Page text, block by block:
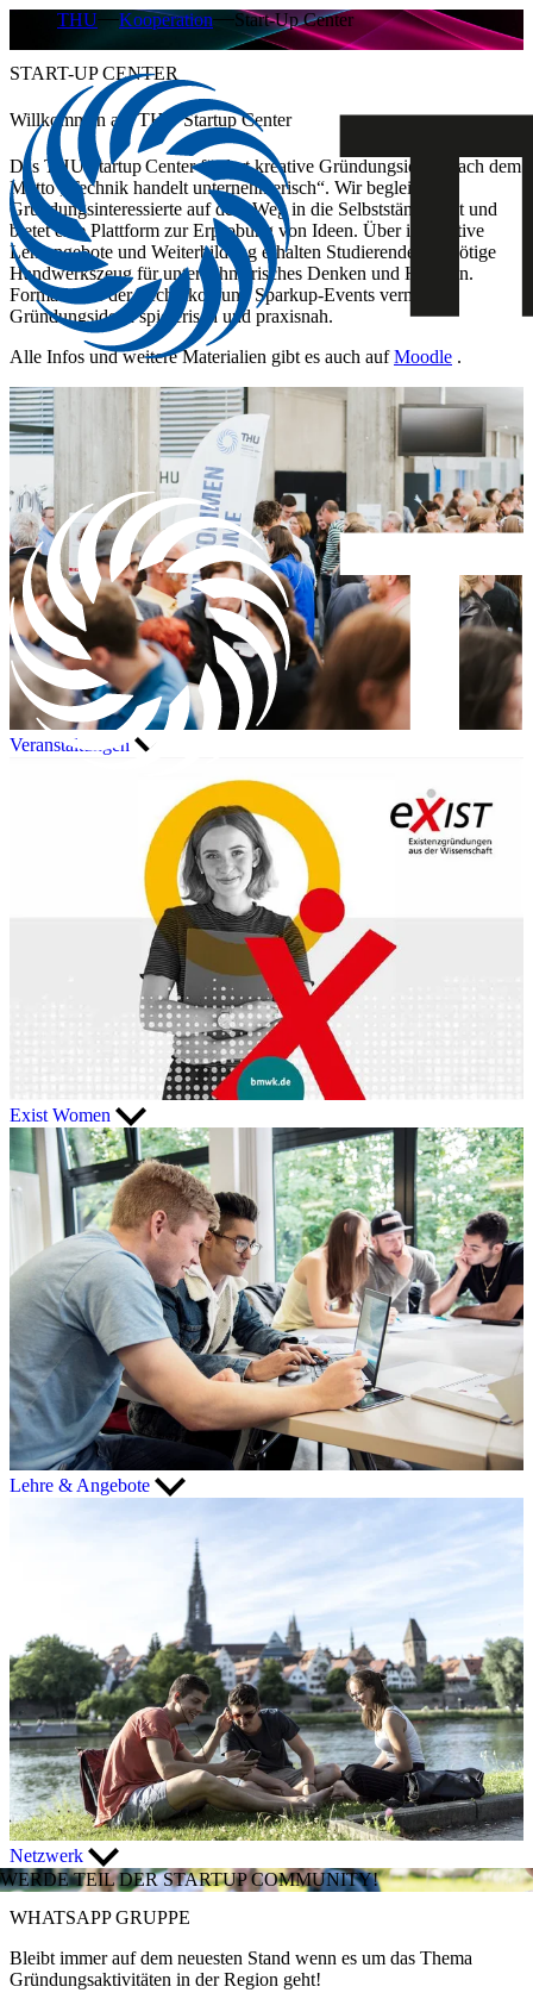
THU Kooperation Start-Up Center
START-UP CENTER
Willkommen am THU Startup Center
Das THU Startup Center fördert kreative Gründungsideen nach dem
Motto „Technik handelt unternehmerisch“. Wir begleiten
Gründungsinteressierte auf dem Weg in die Selbstständigkeit und
bietet eine Plattform zur Erprobung von Ideen. Über innovative
Lehrangebote und Weiterbildung erhalten Studierende das nötige
Handwerkszeug für unternehmerisches Denken und Handeln.
Formate wie der Technikon und Sparkup‑Events vermitteln
Gründungsideen spielerisch und praxisnah.
Alle Infos und weitere Materialien gibt es auch aufMoodle .
Veranstaltungen
Exist Women
Lehre & Angebote
Netzwerk
WERDE TEIL DER STARTUP COMMUNITY!
WHATSAPP GRUPPE
Bleibt immer auf dem neuesten Stand wenn es um das Thema
Gründungsaktivitäten in der Region geht!